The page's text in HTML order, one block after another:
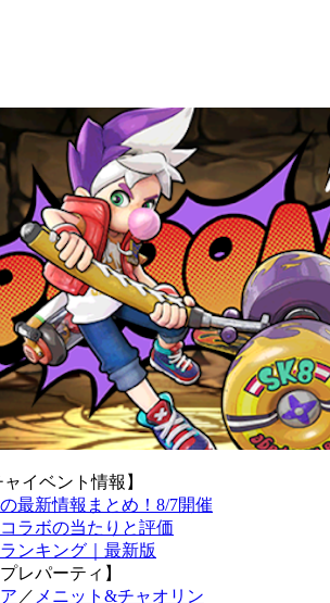
ャイベント情報】
最新情報まとめ！8/7開催
ラボの当たりと評価
ンキング｜最新版
レパーティ】
／ メニット&チャオリン